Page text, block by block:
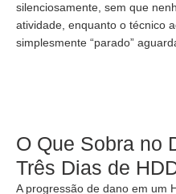
silenciosamente, sem que
atividade, enquanto o técnico
simplesmente “parado”
O Que Sobra no
Três Dias de
A progressão de dano em um